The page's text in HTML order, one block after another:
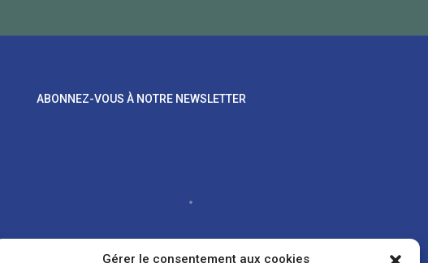
Gérer le consentement aux cookies
ABONNEZ-VOUS À NOTRE NEWSLETTER